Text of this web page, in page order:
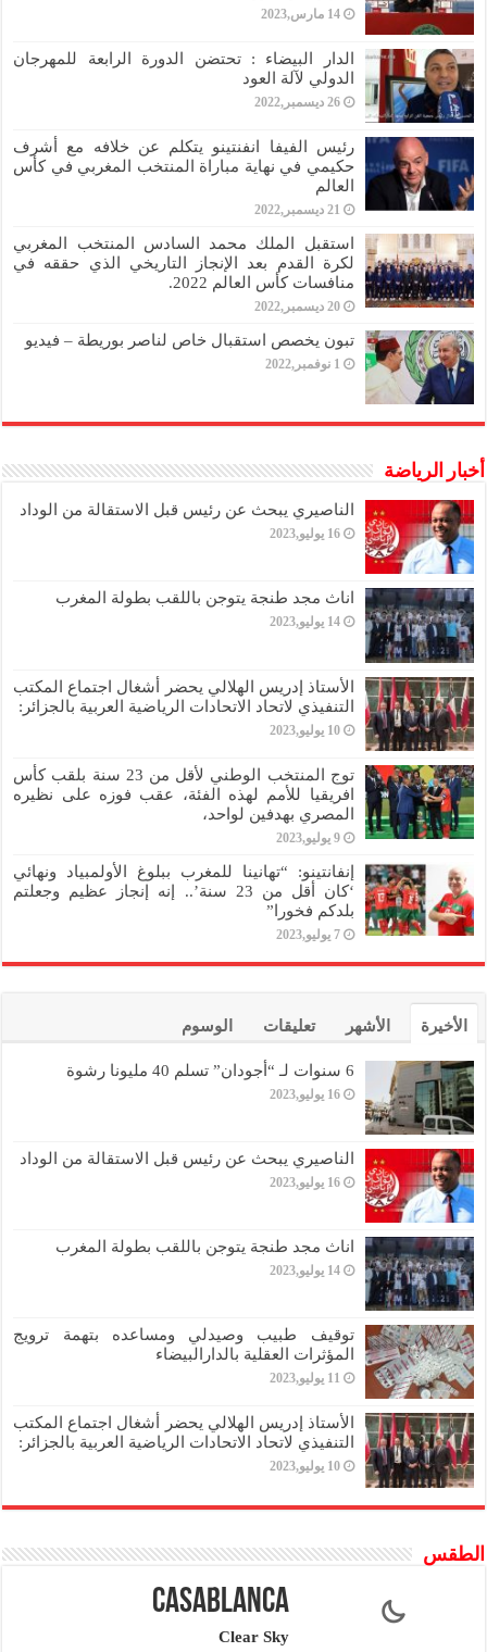
14 مارس,2023
الدار البيضاء : تحتضن الدورة الرابعة للمهرجان
الدولي لآلة العود
26 ديسمبر,2022
رئيس الفيفا انفنتينو يتكلم عن خلافه مع أشرف
حكيمي في نهاية مباراة المنتخب المغربي في كأس
العالم
21 ديسمبر,2022
استقبل الملك محمد السادس المنتخب المغربي
لكرة القدم بعد الإنجاز التاريخي الذي حققه في
منافسات كأس العالم 2022.
20 ديسمبر,2022
تبون يخصص استقبال خاص لناصر بوريطة – فيديو
1 نوفمبر,2022
أخبار الرياضة
الناصيري يبحث عن رئيس قبل الاستقالة من الوداد
16 يوليو,2023
اناث مجد طنجة يتوجن باللقب بطولة المغرب
14 يوليو,2023
الأستاذ إدريس الهلالي يحضر أشغال اجتماع المكتب
التنفيذي لاتحاد الاتحادات الرياضية العربية بالجزائر:
10 يوليو,2023
توج المنتخب الوطني لأقل من 23 سنة بلقب كأس
افريقيا للأمم لهذه الفئة، عقب فوزه على نظيره
المصري بهدفين لواحد،
9 يوليو,2023
إنفانتينو: “تهانينا للمغرب ببلوغ الأولمبياد ونهائي
‘كان أقل من 23 سنة’.. إنه إنجاز عظيم وجعلتم
بلدكم فخورا”
7 يوليو,2023
الأخيرة الأشهر تعليقات الوسوم
6 سنوات لـ “أجودان” تسلم 40 مليونا رشوة
16 يوليو,2023
الناصيري يبحث عن رئيس قبل الاستقالة من الوداد
16 يوليو,2023
اناث مجد طنجة يتوجن باللقب بطولة المغرب
14 يوليو,2023
توقيف طبيب وصيدلي ومساعده بتهمة ترويج
المؤثرات العقلية بالدارالبيضاء
11 يوليو,2023
الأستاذ إدريس الهلالي يحضر أشغال اجتماع المكتب
التنفيذي لاتحاد الاتحادات الرياضية العربية بالجزائر:
10 يوليو,2023
الطقس
Casablanca
Clear Sky